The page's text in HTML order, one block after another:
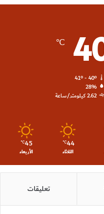
℃
41º - 40º
28%
2.62 كيلومتر/ساعة
44
℃
الثلاثاء
45
℃
الأربعاء
تعليقات